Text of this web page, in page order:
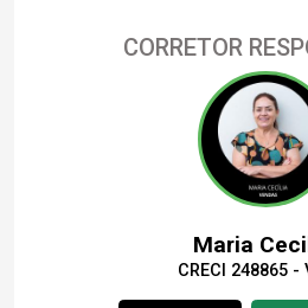
12:00
CORRETOR
Maria
CRECI 248865 -